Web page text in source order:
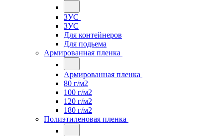
ЗУС
ЗУС
Для контейнеров
Для подьема
Армированная пленка
Армированная пленка
80 г/м2
100 г/м2
120 г/м2
180 г/м2
Полиэтиленовая пленка